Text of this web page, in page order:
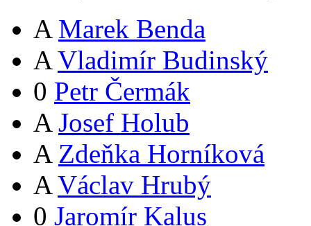
A Marek Benda
A Vladimír Budinský
0 Petr Čermák
A Josef Holub
A Zdeňka Horníková
A Václav Hrubý
0 Jaromír Kalus